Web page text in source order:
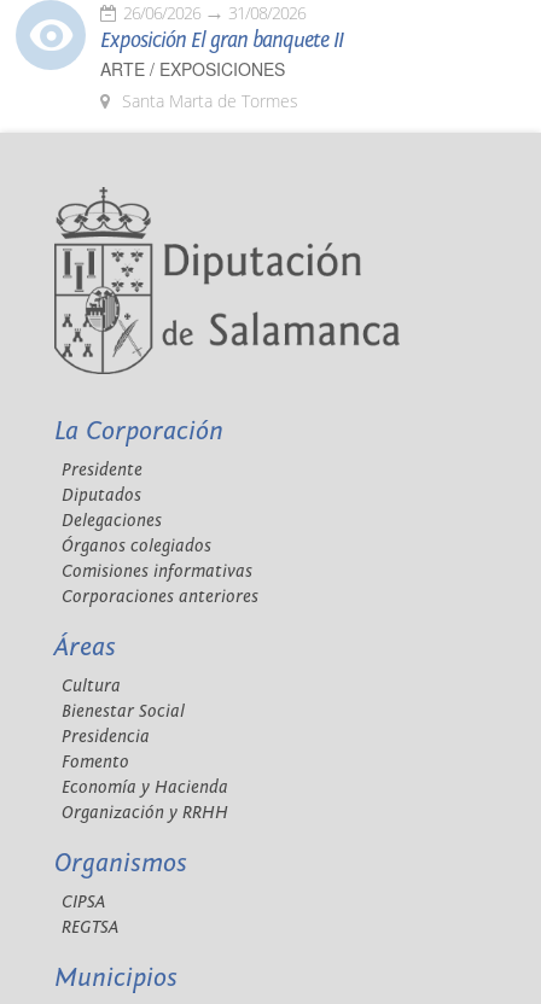
26/06/2026 31/08/2026
Exposición El gran banquete II
ARTE / EXPOSICIONES
Santa Marta de Tormes
La Corporación
Presidente
Diputados
Delegaciones
Órganos colegiados
Comisiones informativas
Corporaciones anteriores
Áreas
Cultura
Bienestar Social
Presidencia
Fomento
Economía y Hacienda
Organización y RRHH
Organismos
CIPSA
REGTSA
Municipios